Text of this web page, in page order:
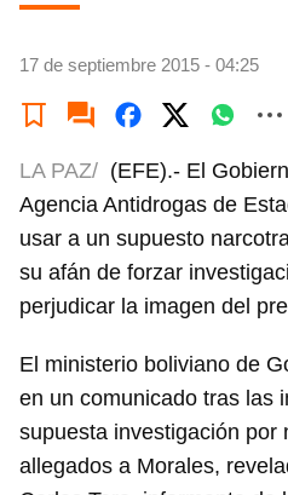
17 de septiembre 2015 - 04:25
LA PAZ/ (EFE).- El
Agencia Antidrogas de
usar a un supuesto
su afán de forzar
perjudicar la imagen del
El ministerio boliviano de
en un comunicado tras las
supuesta investigación por
allegados a Morales,